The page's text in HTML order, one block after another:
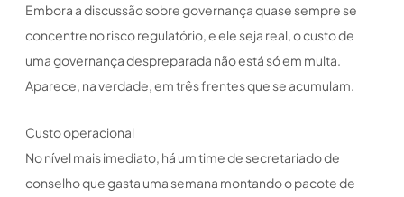
Embora a discussão sobre governança quase sempre se
concentre no risco regulatório, e ele seja real, o custo de
uma governança despreparada não está só em multa.
Aparece, na verdade, em três frentes que se acumulam.
Custo operacional
No nível mais imediato, há um time de secretariado de
conselho que gasta uma semana montando o pacote de